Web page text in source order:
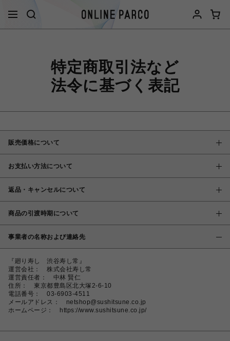
特定商取引法など
法令に基づく表記
販売価格について
お支払い方法について
返品・キャンセルについて
商品の引渡時期について
事業者の名称および連絡先
『廻り寿し 渋谷寿し常』
運営会社： 株式会社寿し常
運営責任者： 中林 賢仁
住所： 東京都豊島区北大塚2-6-10
電話番号： 03-6903-4511
メールアドレス： netshop@sushitsune.co.jp
ホームページ： https://www.sushitsune.co.jp/